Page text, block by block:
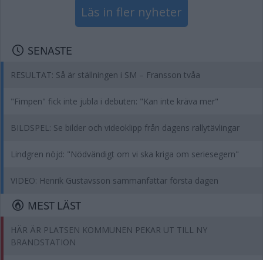
Läs in fler nyheter
SENASTE
RESULTAT: Så är ställningen i SM – Fransson tvåa
"Fimpen" fick inte jubla i debuten: "Kan inte kräva mer"
BILDSPEL: Se bilder och videoklipp från dagens rallytävlingar
Lindgren nöjd: "Nödvändigt om vi ska kriga om seriesegern"
VIDEO: Henrik Gustavsson sammanfattar första dagen
MEST LÄST
HÄR ÄR PLATSEN KOMMUNEN PEKAR UT TILL NY
BRANDSTATION